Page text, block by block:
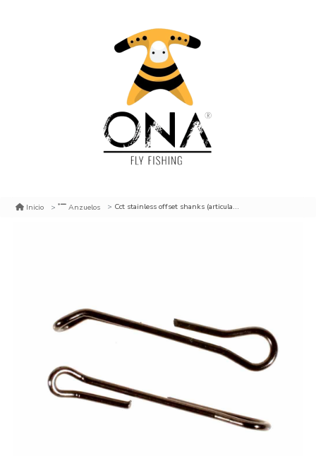
Inicio Anzuelos Cct stainless offset shanks (articuladas)